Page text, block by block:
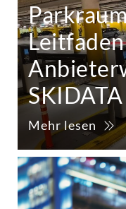
SKIDATA
Mehr lesen